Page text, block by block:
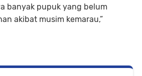
banyak pupuk yang belum
akibat musim kemarau,”